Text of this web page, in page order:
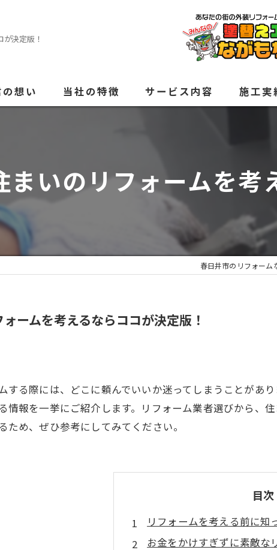
決定版！
想い 当社の特徴
内装
サービス内容 施工実
まいのリフォームを考
春日井市のリフォーム
ームを考えるならココが決定版！
する際には、どこに頼んでいいか迷ってしまうことがあ
情報を一挙にご紹介します。リフォーム業者選びから、
ため、ぜひ参考にしてみてください。
目次
リフォームを考える前に知
お金をかけすぎずに素敵な